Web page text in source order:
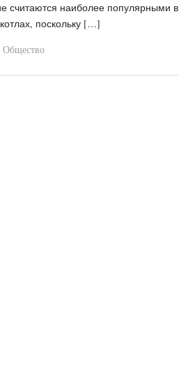
считаются наиболее популярными в
поскольку […]
Общество